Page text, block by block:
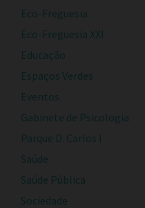
Eco-Freguesia
Eco-Freguesia XXI
Educação
Espaços Verdes
Eventos
Gabinete de Psicologia
Parque D. Carlos I
Saúde
Saúde Pública
Sociedade